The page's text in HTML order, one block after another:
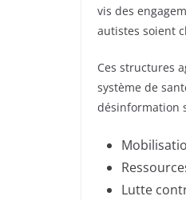
vis des
autistes soient
Ces structures
système de
désinformation
Lutte